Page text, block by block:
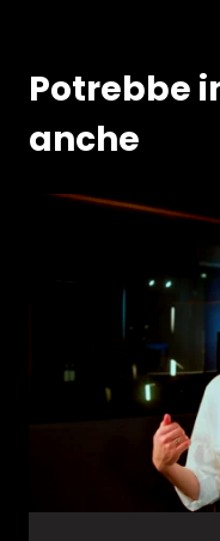
Potrebbe
anche